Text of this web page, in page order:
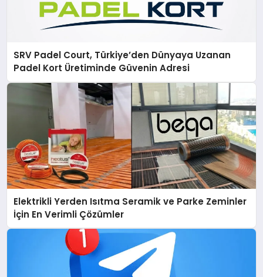
SRV Padel Court, Türkiye’den Dünyaya Uzanan
Padel Kort Üretiminde Güvenin Adresi
Elektrikli Yerden Isıtma Seramik ve Parke Zeminler
İçin En Verimli Çözümler